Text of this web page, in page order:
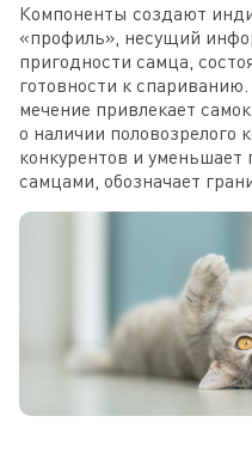
Компоненты создают
«профиль», несущий
пригодности самца,
готовности к
мечение привлекает
о наличии половозрелого
конкурентов и
самцами, обозначает